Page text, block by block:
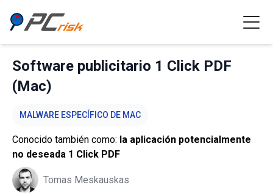
Software publicitario 1 Click PDF
(Mac)
MALWARE ESPECÍFICO DE MAC
Conocido también como: la aplicación potencialmente
no deseada 1 Click PDF
Tomas Meskauskas